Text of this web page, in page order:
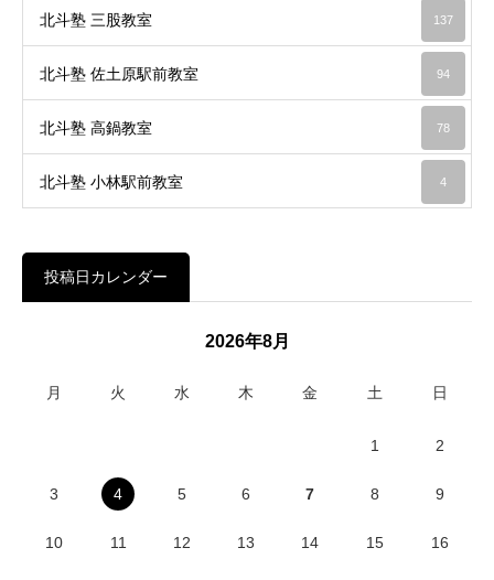
北斗塾 三股教室 137
北斗塾 佐土原駅前教室 94
北斗塾 高鍋教室 78
北斗塾 小林駅前教室 4
投稿日カレンダー
2026年8月
月 火 水 木 金 土 日
1 2
3 4 5 6 7 8 9
10 11 12 13 14 15 16